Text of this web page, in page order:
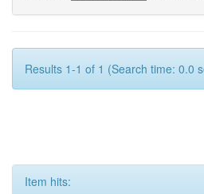
Results 1-1 of 1 (Search time: 0.0
Item hits: